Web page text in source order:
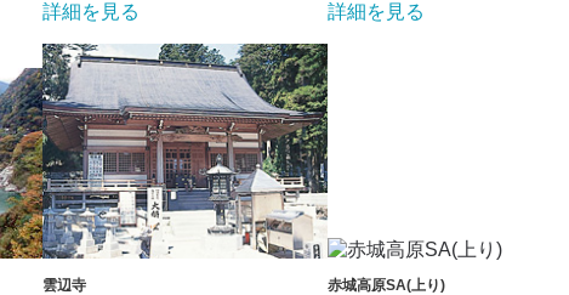
詳細を見る 詳細を見る
雲辺寺 赤城高原SA(上り)